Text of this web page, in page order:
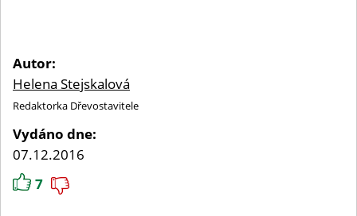
Autor:
Helena Stejskalová
Redaktorka Dřevostavitele
Vydáno dne:
07.12.2016
7